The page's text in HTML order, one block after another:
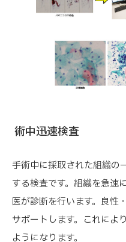
術中迅速検査
手術中に採取された組織の
する検査です。組織を急速
医が診断を行います。良性
サポートします。これによ
ようになります。